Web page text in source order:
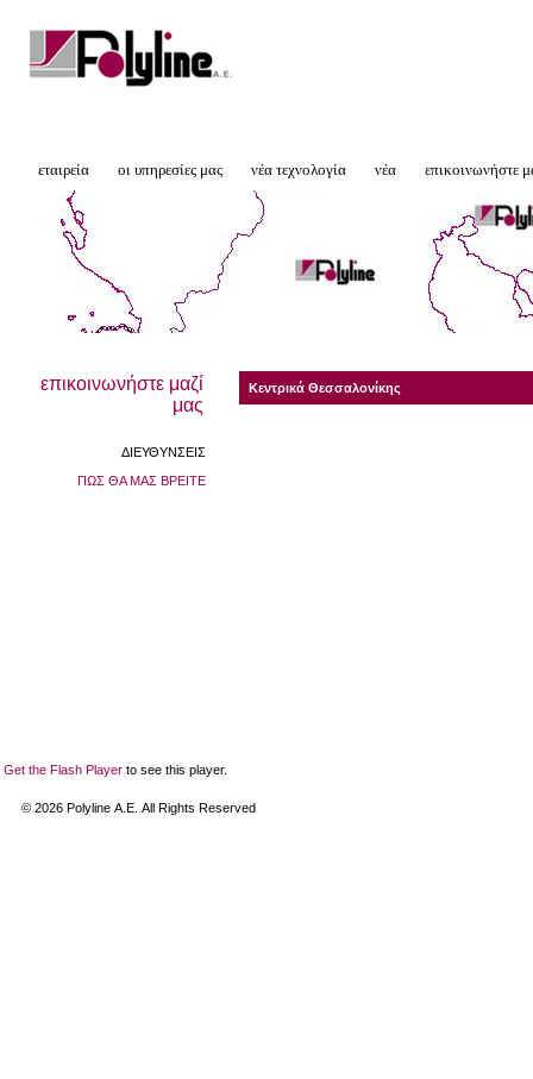
εταιρεία οι υπηρεσίες μας νέα τεχνολογία νέα επικοινωνήστε
επικοινωνήστε μαζί
μας
ΔΙΕΥΘΥΝΣΕΙΣ
ΠΩΣ ΘΑ ΜΑΣ ΒΡΕΙΤΕ
Κεντρικά Θεσσαλονίκης
Get the Flash Player to see this player.
© 2026 Polyline Α.Ε. All Rights Reserved